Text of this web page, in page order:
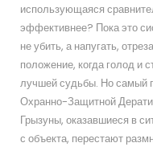
использующаяся
эффективнее? Пока это
не убить, а напугать,
положение, когда голод и
лучшей судьбы. Но самый
Охранно-Защитной
Грызуны, оказавшиеся в
с объекта, перестают